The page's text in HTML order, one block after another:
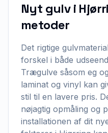
Nyt gulv i
metoder
Det rigtige
forskel i både
Trægulve såsom eg
laminat og vinyl kan
stil til en lavere pris.
nøjagtig opmåling og
installationen af dit